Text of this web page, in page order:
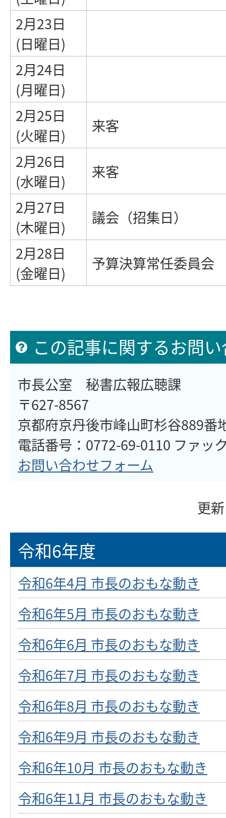
2月23日
(日曜日)
2月24日
(月曜日)
2月25日
(火曜日)
来客
2月26日
(水曜日)
来客
2月27日
(木曜日)
議会（招集日）
2月28日
(金曜日)
予算決算常任委員会
この記事に関するお問
市長公室 秘書広報広聴課
〒627-8567
京都府京丹後市峰山町杉谷889番
電話番号：0772-69-0110 ファッ
お問い合わせフォーム
更
令和6年度
令和6年4月 市長のおもな動き
令和6年5月 市長のおもな動き
令和6年6月 市長のおもな動き
令和6年7月 市長のおもな動き
令和6年8月 市長のおもな動き
令和6年9月 市長のおもな動き
令和6年10月 市長のおもな動き
令和6年11月 市長のおもな動き